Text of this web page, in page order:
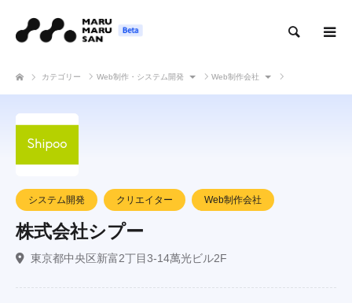
カテゴリー Web制作・システム開発 Web制作会社
システム開発 クリエイター Web制作会社
株式会社シプー
東京都中央区新富2丁目3-14萬光ビル2F